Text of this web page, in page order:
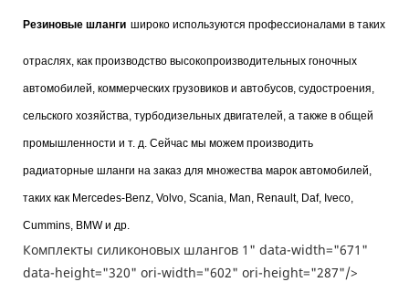
Резиновые шланги широко используются профессионалами в таких
отраслях, как производство высокопроизводительных гоночных
автомобилей, коммерческих грузовиков и автобусов, судостроения,
сельского хозяйства, турбодизельных двигателей, а также в общей
промышленности и т. д. Сейчас мы можем производить
радиаторные шланги на заказ для множества марок автомобилей,
таких как Mercedes-Benz, Volvo, Scania, Man, Renault, Daf, Iveco,
Cummins, BMW и др.
Комплекты силиконовых шлангов 1" data-width="671"
data-height="320" ori-width="602" ori-height="287"/>